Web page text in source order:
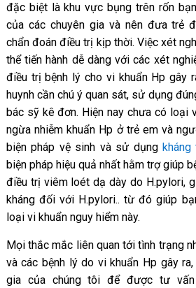
đặc biệt là khu vực bụng trên rốn
của các chuyên gia và nên đưa trẻ
chẩn đoán điều trị kịp thời. Việc xét
thể tiến hành dễ dàng với các xét
điều trị bệnh lý cho vi khuẩn Hp gây
huynh cần chú ý quan sát, sử dụng
bác sỹ kê đơn. Hiện nay chưa có loại
ngừa nhiễm khuẩn Hp ở trẻ em và
biện pháp vệ sinh và sử dụng
biện pháp hiệu quả nhất hằm trợ giúp
điều trị viêm loét dạ dày do H.pylori,
kháng đối với H.pylori.. từ đó giúp
loại vi khuẩn nguy hiểm này.
Mọi thắc mắc liên quan tới tình trạng
và các bệnh lý do vi khuẩn Hp gây
gia của chúng tôi để được tư